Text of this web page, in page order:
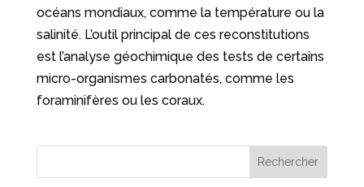
océans mondiaux, comme la température ou la
salinité. L’outil principal de ces reconstitutions
est l’analyse géochimique des tests de certains
micro-organismes carbonatés, comme les
foraminifères ou les coraux.
Rechercher